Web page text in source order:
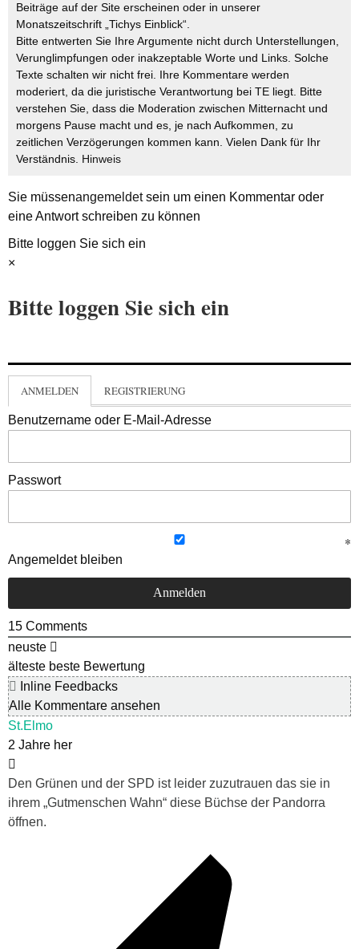
Beiträge auf der Site erscheinen oder in unserer
Monatszeitschrift „Tichys Einblick“.
Bitte entwerten Sie Ihre Argumente nicht durch Unterstellungen,
Verunglimpfungen oder inakzeptable Worte und Links. Solche
Texte schalten wir nicht frei. Ihre Kommentare werden
moderiert, da die juristische Verantwortung bei TE liegt. Bitte
verstehen Sie, dass die Moderation zwischen Mitternacht und
morgens Pause macht und es, je nach Aufkommen, zu
zeitlichen Verzögerungen kommen kann. Vielen Dank für Ihr
Verständnis. Hinweis
Sie müssenangemeldetsein um einen Kommentar oder
eine Antwort schreiben zu können
Bitte loggen Sie sich ein
×
Bitte loggen Sie sich ein
ANMELDEN REGISTRIERUNG
Benutzername oder E-Mail-Adresse
Passwort
Angemeldet bleiben
15 Comments
neuste
älteste beste Bewertung
Inline Feedbacks
Alle Kommentare ansehen
St.Elmo
2 Jahre her
Den Grünen und der SPD ist leider zuzutrauen das sie in
ihrem „Gutmenschen Wahn“ diese Büchse der Pandorra
öffnen.